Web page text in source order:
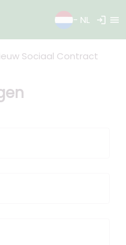
- NL login menu
Sociaal Contract